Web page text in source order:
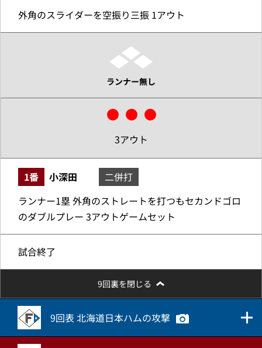
外角のスライダーを空振り三振 1アウト
ランナー無し
3アウト
1番 小深田
二併打
ランナー1塁 外角のストレートを打つもセカンドゴロ
のダブルプレー 3アウトゲームセット
試合終了
9回裏を閉じる
9回表 北海道日本ハムの攻撃